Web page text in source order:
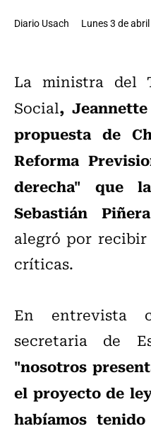
Diario Usach Lunes 3 de
La ministra del
Social,
propuesta de
Reforma
derecha" que
Sebastián Piñera
alegró por
críticas.
En entrevista
secretaria de
"nosotros
el proyecto de
habíamos